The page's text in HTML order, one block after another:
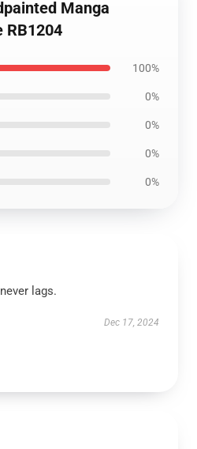
Manga
RB1204
100%
0%
0%
0%
0%
lags.
Dec 17, 2024